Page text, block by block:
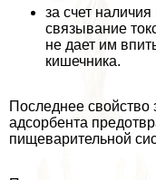
за счет
связывание
не дает им
кишечника.
Последнее свойство
адсорбента
пищеварительной